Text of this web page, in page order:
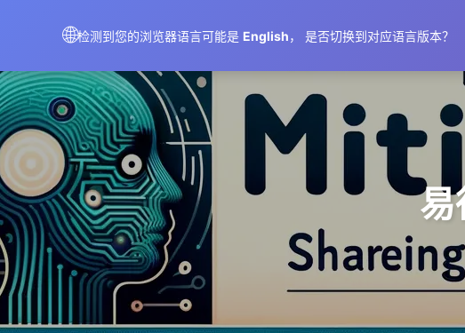
🌐检测到您的浏览器语言可能是 English， 是否切换到对应语言版本？
AIMeticulously
易